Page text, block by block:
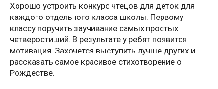
Хорошо устроить конкурс чтецов для деток для
каждого отдельного класса школы. Первому
классу поручить заучивание самых простых
четверостиший. В результате у ребят появится
мотивация. Захочется выступить лучше других и
рассказать самое красивое стихотворение о
Рождестве.